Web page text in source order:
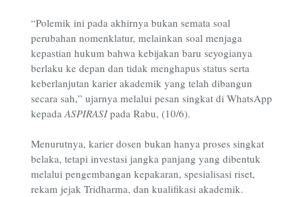
“Polemik ini pada akhirnya bukan semata soal
perubahan nomenklatur, melainkan soal menjaga
kepastian hukum bahwa kebijakan baru seyogianya
berlaku ke depan dan tidak menghapus status serta
keberlanjutan karier akademik yang telah dibangun
secara sah,” ujarnya melalui pesan singkat di WhatsApp
kepada ASPIRASIpada Rabu, (10/6).
Menurutnya, karier dosen bukan hanya proses singkat
belaka, tetapi investasi jangka panjang yang dibentuk
melalui pengembangan kepakaran, spesialisasi riset,
rekam jejak Tridharma, dan kualifikasi akademik.